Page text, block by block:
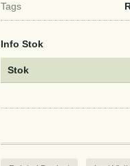
Tags
Info Stok
Stok